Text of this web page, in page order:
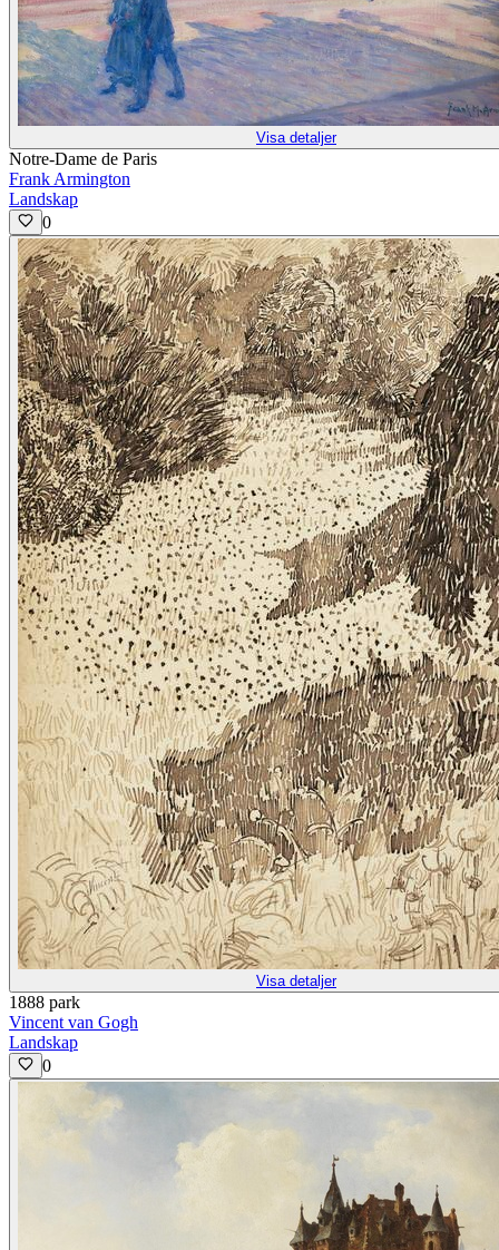
Visa detaljer
Notre-Dame de Paris
Frank Armington
Landskap
0
Visa detaljer
1888 park
Vincent van Gogh
Landskap
0